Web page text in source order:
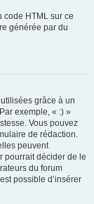
code HTML sur ce
générée par du
grâce à un
exemple, « :) »
Vous pouvez
de rédaction.
peuvent
pourrait décider de le
du forum
possible d’insérer